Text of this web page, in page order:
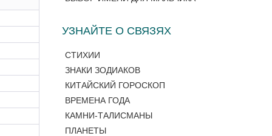
УЗНАЙТЕ О СВЯЗЯХ
СТИХИИ
ЗНАКИ ЗОДИАКОВ
КИТАЙСКИЙ ГОРОСКОП
ВРЕМЕНА ГОДА
КАМНИ-ТАЛИСМАНЫ
ПЛАНЕТЫ